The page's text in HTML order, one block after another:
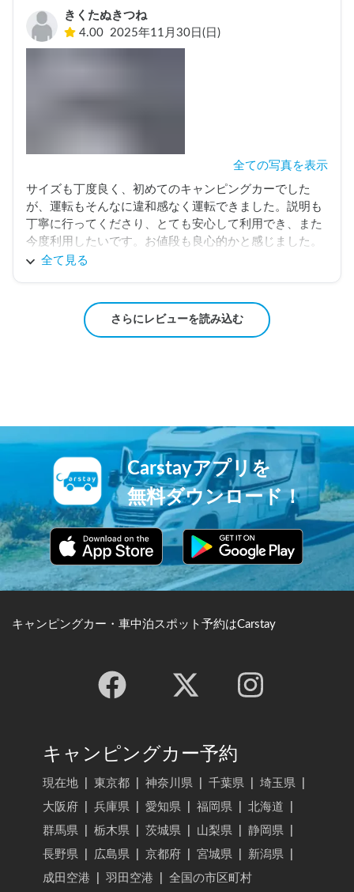
強になりした。
オーナーさんもとても気さくな方で、事前レクチャーか
きくたぬきつね
4.00 2025年11月30日(日)
全ての写真を表示
サイズも丁度良く、初めてのキャンピングカーでした
が、運転もそんなに違和感なく運転できました。説明も
丁寧に行ってくださり、とても安心して利用でき、また
今度利用したいです。お値段も良心的かと感じました。
子供達のいい思い出ができました。ありがとうございま
全て見る
さらにレビューを読み込む
Carstayアプリを
無料ダウンロード！
キャンピングカー・車中泊スポット予約はCarstay
キャンピングカー予約
現在地 東京都 神奈川県 千葉県 埼玉県
大阪府
兵庫県 愛知県 福岡県 北海道
群馬県
栃木県 茨城県 山梨県 静岡県
長野県
広島県 京都府 宮城県 新潟県
成田空港
羽田空港
全国の市区町村